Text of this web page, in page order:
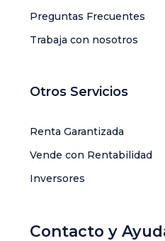
Preguntas Frecuentes
Trabaja con nosotros
Otros Servicios
Renta Garantizada
Vende con Rentabilidad
Inversores
Contacto y